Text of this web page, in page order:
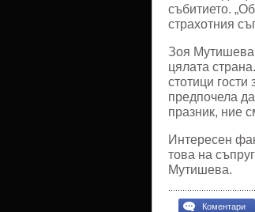
събитието.
страхотния
Зоя Мутишева
цялата
стотици гости
предпочела
празник, ние
Интересен
това на
Мутишева.
Коментари